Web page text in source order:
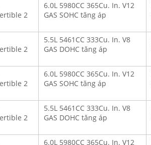
2
6.0L 5980CC 365Cu. In. V12
GAS SOHC tăng áp
2
5.5L 5461CC 333Cu. In. V8
GAS DOHC tăng áp
2
6.0L 5980CC 365Cu. In. V12
GAS SOHC tăng áp
2
5.5L 5461CC 333Cu. In. V8
GAS DOHC tăng áp
6.0L 5980CC 365Cu. In. V12